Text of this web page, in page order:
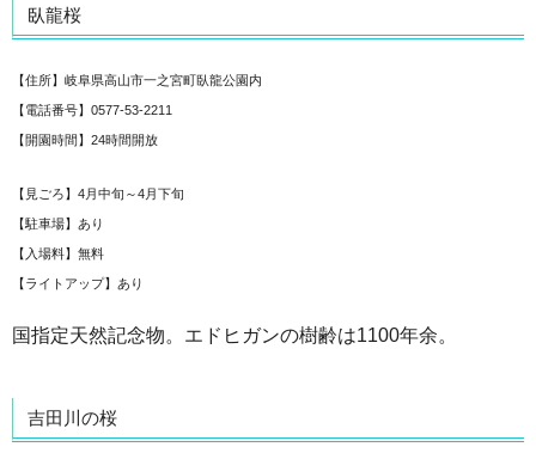
臥龍桜
【住所】岐阜県高山市一之宮町臥龍公園内
【電話番号】0577-53-2211
【開園時間】24時間開放
【見ごろ】4月中旬～4月下旬
【駐車場】あり
【入場料】無料
【ライトアップ】あり
国指定天然記念物。エドヒガンの樹齢は1100年余。
吉田川の桜